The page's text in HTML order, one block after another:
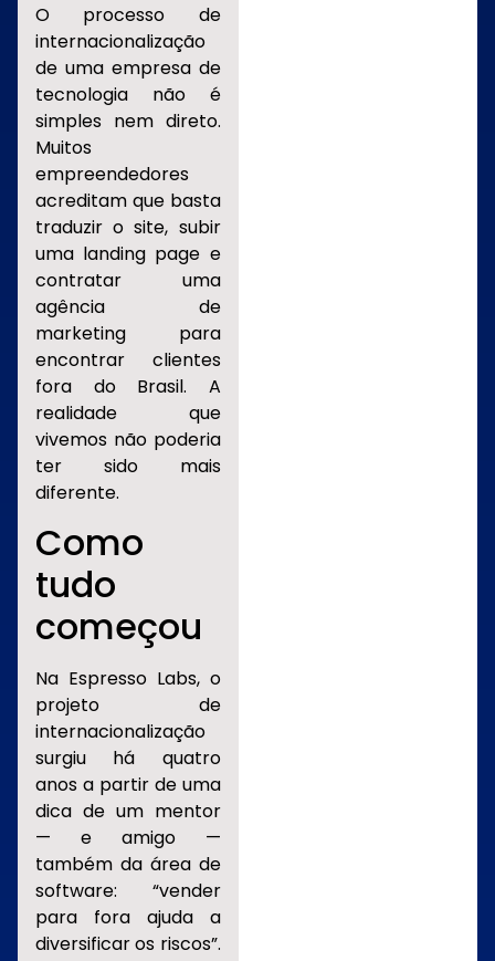
O processo de
internacionalização
de uma empresa de
tecnologia não é
simples nem direto.
Muitos
empreendedores
acreditam que basta
traduzir o site, subir
uma landing page e
contratar uma
agência de
marketing para
encontrar clientes
fora do Brasil. A
realidade que
vivemos não poderia
ter sido mais
diferente.
Como
tudo
começou
Na Espresso Labs, o
projeto de
internacionalização
surgiu há quatro
anos a partir de uma
dica de um mentor
— e amigo —
também da área de
software: “vender
para fora ajuda a
diversificar os riscos”.